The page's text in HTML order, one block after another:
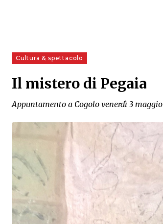
Cultura & spettacolo
Il mistero di Pegaia
Appuntamento a Cogolo venerdì 3 maggio